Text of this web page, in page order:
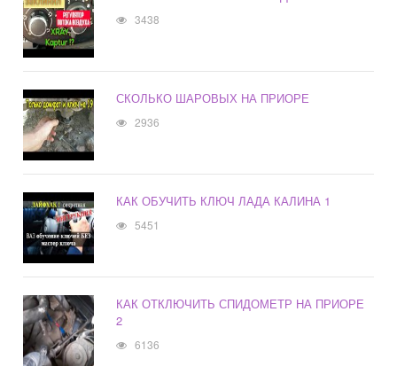
3438
СКОЛЬКО ШАРОВЫХ НА ПРИОРЕ
2936
КАК ОБУЧИТЬ КЛЮЧ ЛАДА КАЛИНА 1
5451
КАК ОТКЛЮЧИТЬ СПИДОМЕТР НА ПРИОРЕ
2
6136